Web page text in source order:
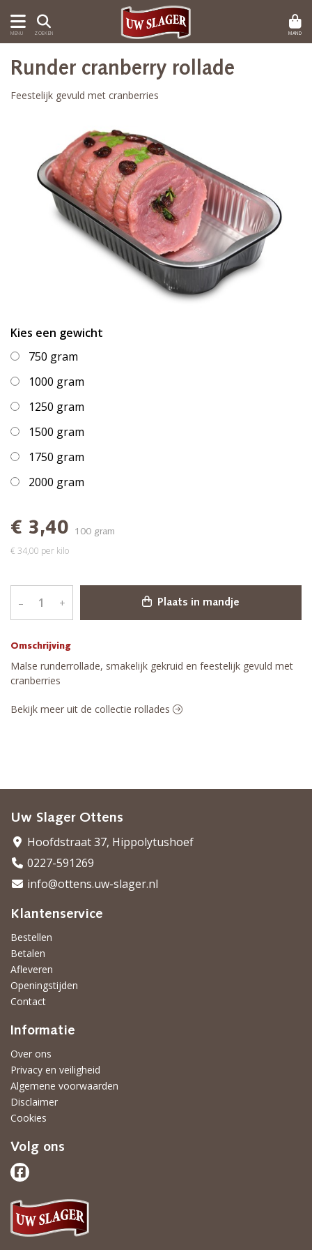
MENU ZOEKEN MAND
Omschrijving
Malse runderrollade, smakelijk gekruid en feestelijk gevuld met
cranberries
Runder cranberry rollade
Feestelijk gevuld met cranberries
Kies een gewicht
750 gram
1000 gram
1250 gram
1500 gram
1750 gram
2000 gram
€ 3,40 100 gram
€ 34,00 per kilo
– + Plaats in mandje
Bekijk meer uit de collectie rollades
Uw Slager Ottens
Hoofdstraat 37, Hippolytushoef
0227-591269
info@ottens.uw-slager.nl
Klantenservice
Bestellen
Betalen
Afleveren
Openingstijden
Contact
Informatie
Over ons
Privacy en veiligheid
Algemene voorwaarden
Disclaimer
Cookies
Volg ons